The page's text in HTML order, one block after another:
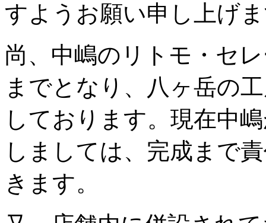
すようお願い申し上げ
尚、中嶋のリトモ・セ
までとなり、八ヶ岳の
しております。現在中
しましては、完成まで
きます。